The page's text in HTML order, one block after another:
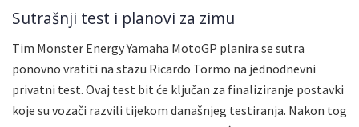
Sutrašnji test i planovi za zimu
Tim Monster Energy Yamaha MotoGP planira se sutra
ponovno vratiti na stazu Ricardo Tormo na jednodnevni
privatni test. Ovaj test bit će ključan za finaliziranje postavki
koje su vozači razvili tijekom današnjeg testiranja. Nakon tog